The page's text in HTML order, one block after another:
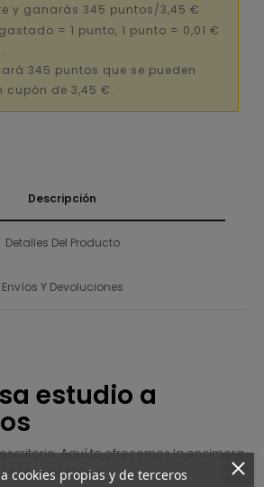
y ganarás 345 puntos/3,45 €
= 1 punto, 1 punto = 0,01 €
345 puntos que se pueden
cupón de 3,45 €.
Descripción
Detalles Del Producto
Envíos Y Devoluciones
estudio a
Aquí te ofrecemos la encimera
soportesaquí.
cookies propias y de terceros